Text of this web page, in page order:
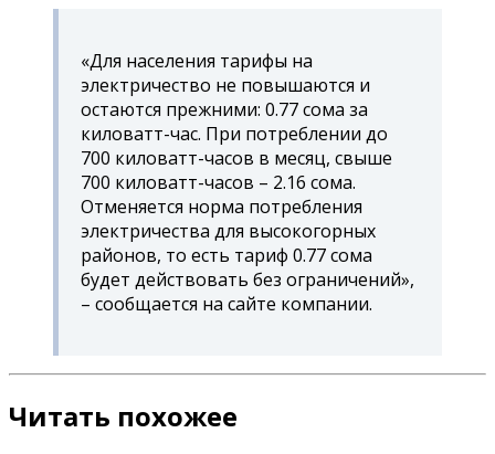
«Для населения тарифы на
электричество не повышаются и
остаются прежними: 0.77 сома за
киловатт-час. При потреблении до
700 киловатт-часов в месяц, свыше
700 киловатт-часов – 2.16 сома.
Отменяется норма потребления
электричества для высокогорных
районов, то есть тариф 0.77 сома
будет действовать без ограничений»,
– сообщается на сайте компании.
Читать похожее